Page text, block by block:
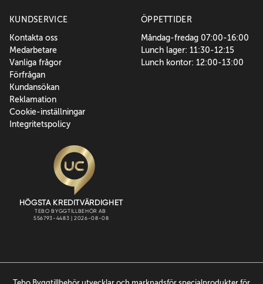
KUNDSERVICE
Kontakta oss
Medarbetare
Vanliga frågor
Förfrågan
Kundansökan
Reklamation
Cookie-inställningar
Integritetspolicy
ÖPPETTIDER
Måndag-fredag 07:00-16:00
Lunch lager: 11:30-12:15
Lunch kontor: 12:00-13:00